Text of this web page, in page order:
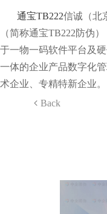
通宝TB222信诚（北
（简称通宝TB222防伪
于一物一码软件平台及
一体的企业产品数字化
术企业、专精特新企业。
Back